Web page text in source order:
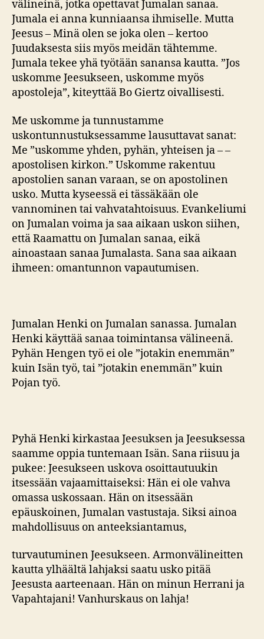
välineinä, jotka opettavat Jumalan sanaa.
Jumala ei anna kunniaansa ihmiselle. Mutta
Jeesus – Minä olen se joka olen – kertoo
Juudaksesta siis myös meidän tähtemme.
Jumala tekee yhä työtään sanansa kautta. ”Jos
uskomme Jeesukseen, uskomme myös
apostoleja”, kiteyttää Bo Giertz oivallisesti.
Me uskomme ja tunnustamme
uskontunnustuksessamme lausuttavat sanat:
Me ”uskomme yhden, pyhän, yhteisen ja – –
apostolisen kirkon.” Uskomme rakentuu
apostolien sanan varaan, se on apostolinen
usko. Mutta kyseessä ei tässäkään ole
vannominen tai vahvatahtoisuus. Evankeliumi
on Jumalan voima ja saa aikaan uskon siihen,
että Raamattu on Jumalan sanaa, eikä
ainoastaan sanaa Jumalasta. Sana saa aikaan
ihmeen: omantunnon vapautumisen.
Jumalan Henki on Jumalan sanassa. Jumalan
Henki käyttää sanaa toimintansa välineenä.
Pyhän Hengen työ ei ole ”jotakin enemmän”
kuin Isän työ, tai ”jotakin enemmän” kuin
Pojan työ.
Pyhä Henki kirkastaa Jeesuksen ja Jeesuksessa
saamme oppia tuntemaan Isän. Sana riisuu ja
pukee: Jeesukseen uskova osoittautuukin
itsessään vajaamittaiseksi: Hän ei ole vahva
omassa uskossaan. Hän on itsessään
epäuskoinen, Jumalan vastustaja. Siksi ainoa
mahdollisuus on anteeksiantamus,
turvautuminen Jeesukseen. Armonvälineitten
kautta ylhäältä lahjaksi saatu usko pitää
Jeesusta aarteenaan. Hän on minun Herrani ja
Vapahtajani! Vanhurskaus on lahja!